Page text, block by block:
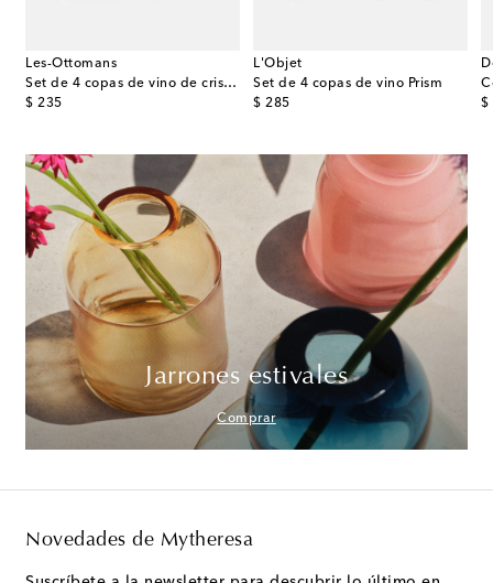
Les-Ottomans
Set de 4 copas de vino de cristal
$ 235
original price
L'Objet
Set de 4 copas de vino Prism
$ 285
original price
$
Jarrones estivales
Comprar
Novedades de Mytheresa